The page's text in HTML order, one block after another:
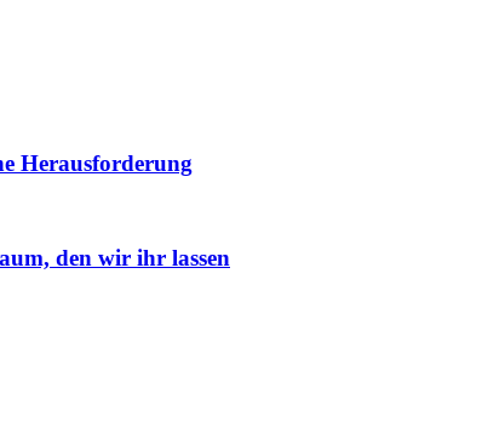
Herausforderung
den wir ihr lassen